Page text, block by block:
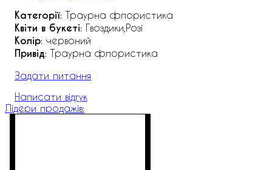
Категорії: Траурна флористика
Квіти в букеті: Гвоздики,Розі
Колір: червоний
Привід: Траурна флористика
Задати питання
Написати відгук
Лідери продажів: